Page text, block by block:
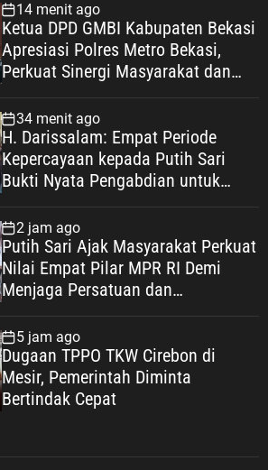
14 menit ago
Ketua DPD GMBI Kabupaten Bekasi
Apresiasi Polres Metro Bekasi,
Perkuat Sinergi Masyarakat dan
Kondusif
34 menit ago
H. Darissalam: Empat Periode
Kepercayaan kepada Putih Sari
Bukti Nyata Pengabdian untuk
2 jam ago
Putih Sari Ajak Masyarakat Perkuat
Nilai Empat Pilar MPR RI Demi
Menjaga Persatuan dan
5 jam ago
Dugaan TPPO TKW Cirebon di
Mesir, Pemerintah Diminta
Bertindak Cepat